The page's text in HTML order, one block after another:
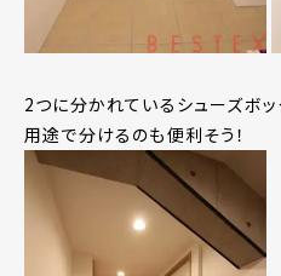
2つに分かれているシューズボ
用途で分けるのも便利そう！